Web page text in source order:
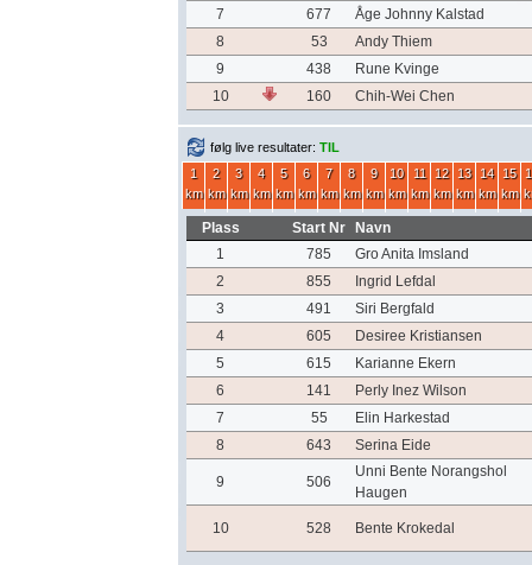
7
677
Åge Johnny Kalstad
8
53
Andy Thiem
9
438
Rune Kvinge
10
160 Chih-Wei Chen
følg live resultater: TIL
1
km
2
km
3
km
4
km
5
km
6
km
7
km
8
km
9
km
10
km
11
km
12
km
13
km
14
km
15
km
Plass Start Nr
Navn
1
785
Gro Anita Imsland
2
855
Ingrid Lefdal
3
491
Siri Bergfald
4
605
Desiree Kristiansen
5
615
Karianne Ekern
6
141
Perly Inez Wilson
7
55
Elin Harkestad
8
643 Serina Eide
9 506
Unni Bente Norangshol
Haugen
10 528 Bente Krokedal